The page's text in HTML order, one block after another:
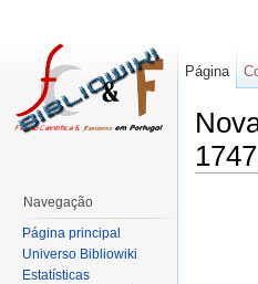
Página
Navegação
Página principal
Universo Bibliowiki
Estatísticas